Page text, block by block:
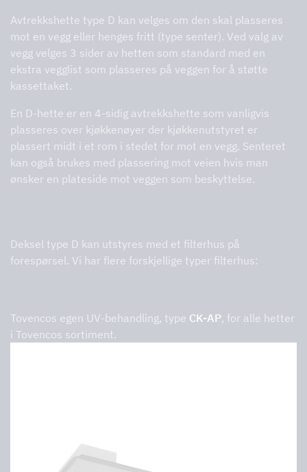
Avtrekkshette type D kan velges om den skal plasseres
mot en vegg eller henges fritt (type senter). Ved valg av
vegg velges 3 sider av hetten som standard med en
ekstra vegglist som plasseres på veggen for å støtte
kassettaket.
En D-hette er en 4-sidig avtrekkshette som vanligvis
plasseres over kjøkkenøyer der kjøkkenutstyret er
plassert midt i et rom i stedet for mot en vegg. Senteret
kan også brukes med plassering mot veien hvis man
ønsker en plateside mot veggen som beskyttelse.
Deksel type D kan utstyres med et filterhus på
forespørsel. Vi har flere forskjellige typer filterhus:
Tovencos egen UV-behandling, type CK-AP, for alle hetter
i Tovencos sortiment.